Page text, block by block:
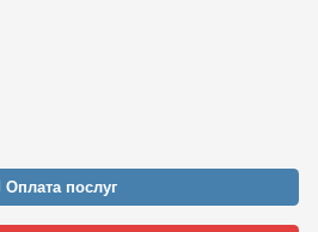
Оплата послуг